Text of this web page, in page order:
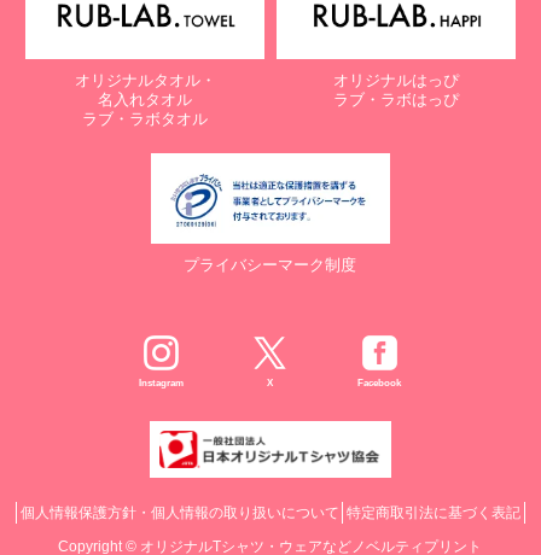
オリジナルタオル・
名入れタオル
ラブ・ラボタオル
オリジナルはっぴ
ラブ・ラボはっぴ
プライバシーマーク制度
Instagram X Facebook
個人情報保護方針・個人情報の取り扱いについて 特定商取引法に基づく表記
Copyright © オリジナルTシャツ・ウェアなどノベルティプリント